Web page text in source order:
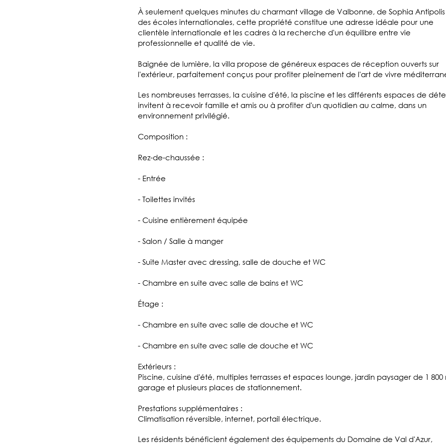
À seulement quelques minutes du charmant village de Valbonne, de Sophia
des écoles internationales, cette propriété constitue une adresse idéale pour une
clientèle internationale et les cadres à la recherche d'un équilibre entre vie
professionnelle et qualité de vie.
Baignée de lumière, la villa propose de généreux espaces de réception ouverts sur
l'extérieur, parfaitement conçus pour profiter pleinement de l'art de vivre
Les nombreuses terrasses, la cuisine d'été, la piscine et les différents espaces de
invitent à recevoir famille et amis ou à profiter d'un quotidien au calme, dans un
environnement privilégié.
Composition :
Rez-de-chaussée :
- Entrée
- Toilettes invités
- Cuisine entièrement équipée
- Salon / Salle à manger
- Suite Master avec dressing, salle de douche et WC
- Chambre en suite avec salle de bains et WC
Étage :
- Chambre en suite avec salle de douche et WC
- Chambre en suite avec salle de douche et WC
Extérieurs :
Piscine, cuisine d'été, multiples terrasses et espaces lounge, jardin paysager de 1 800
garage et plusieurs places de stationnement.
Prestations supplémentaires :
Climatisation réversible, internet, portail électrique.
Les résidents bénéficient également des équipements du Domaine de Val d'Azur,